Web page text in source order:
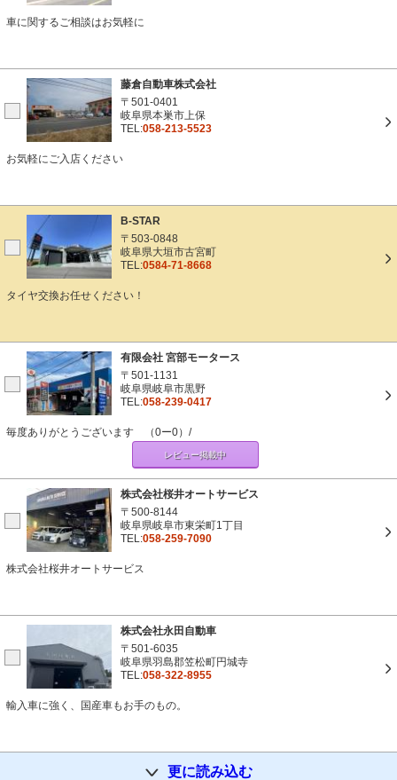
車に関するご相談はお気軽に
藤倉自動車株式会社
〒501-0401
岐阜県本巣市上保
TEL:058-213-5523
お気軽にご入店ください
B-STAR
〒503-0848
岐阜県大垣市古宮町
TEL:0584-71-8668
タイヤ交換お任せください！
有限会社 宮部モータース
〒501-1131
岐阜県岐阜市黒野
TEL:058-239-0417
毎度ありがとうございます （0ー0）/
レビュー掲載中
株式会社桜井オートサービス
〒500-8144
岐阜県岐阜市東栄町1丁目
TEL:058-259-7090
株式会社桜井オートサービス
株式会社永田自動車
〒501-6035
岐阜県羽島郡笠松町円城寺
TEL:058-322-8955
輸入車に強く、国産車もお手のもの。
更に読み込む